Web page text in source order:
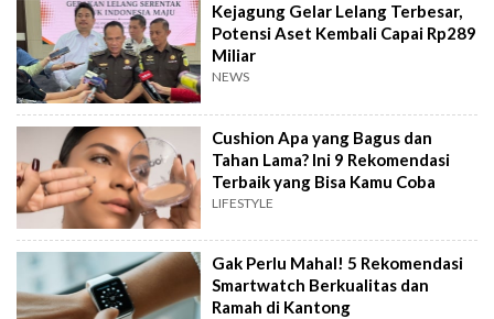
Kejagung Gelar Lelang Terbesar,
Potensi Aset Kembali Capai Rp289
Miliar
NEWS
Cushion Apa yang Bagus dan
Tahan Lama? Ini 9 Rekomendasi
Terbaik yang Bisa Kamu Coba
LIFESTYLE
Gak Perlu Mahal! 5 Rekomendasi
Smartwatch Berkualitas dan
Ramah di Kantong